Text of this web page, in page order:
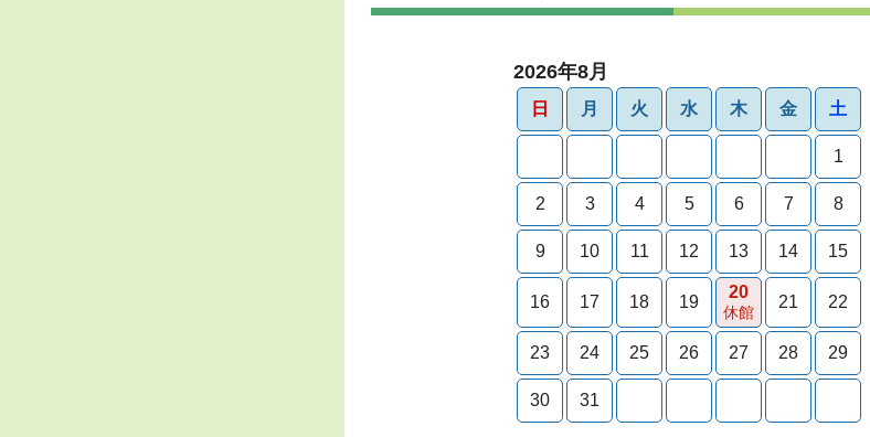
2026年8月
日 月 火 水 木 金 土
1
2 3 4 5 6 7 8
9 10 11 12 13 14 15
16 17 18 19
20
休館
21 22
23 24 25 26 27 28 29
30 31